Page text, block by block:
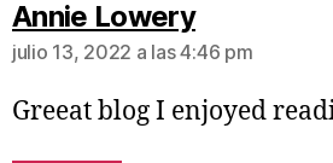
Annie Lowery
julio 13, 2022 a las 4:46 pm
Greeat blog I enjoyed